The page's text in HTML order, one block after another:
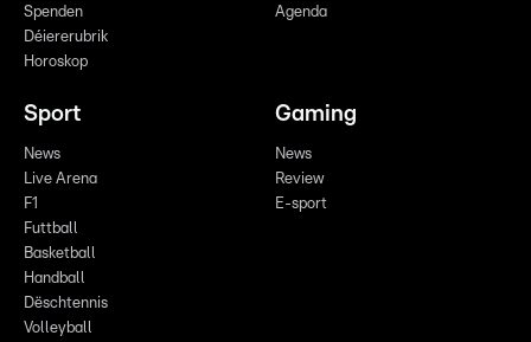
Spenden
Déiererubrik
Horoskop
Agenda
Sport
News
Live Arena
F1
Futtball
Basketball
Handball
Dëschtennis
Volleyball
Gaming
News
Review
E-sport